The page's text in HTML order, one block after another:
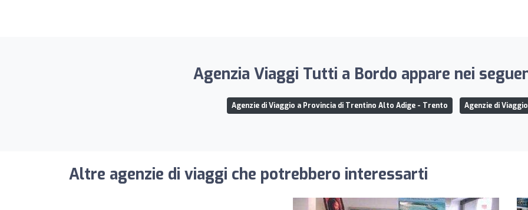
Agenzia Viaggi Tutti a Bordo appare nei
Agenzie di Viaggio a Provincia di Trentino Alto Adige - Trento Agenzie di
Altre agenzie di viaggi che potrebbero interessarti